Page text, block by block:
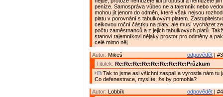
peníze. Samospráva vůbec ne a tajemník nebo
mohou jít jenom do odměn, které však nejsou
platu v porovnání s tabulkovým platem.
celkovou roční částku na platy, ale musí vycházet
počtu zaměstnanců a z jejich tabulkových platů.
stanoví tajemníkovi nějaký prostor pro odměny a
celé mimo něj.
odpovědět |
Autor: Mikeš
Titulek: Re:Re:Re:Re:Re:Re:Re:Re:Průzkum
Tak to jsme asi všichni zaspali a vyrostla nám tu
Co defenestrace, myslíte, že by pomohla?
odpovědět |
Autor: Lobbík